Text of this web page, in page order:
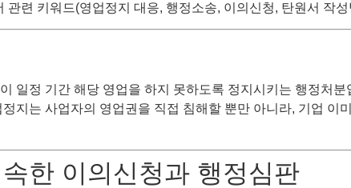
련 키워드(영업정지 대응, 행정소송, 이의신청, 탄원서 작
일정 기간 해당 영업을 하지 못하도록 정지시키는 행정처
지는 사업자의 영업권을 직접 침해할 뿐만 아니라, 기업 이
한 이의신청과 행정심판